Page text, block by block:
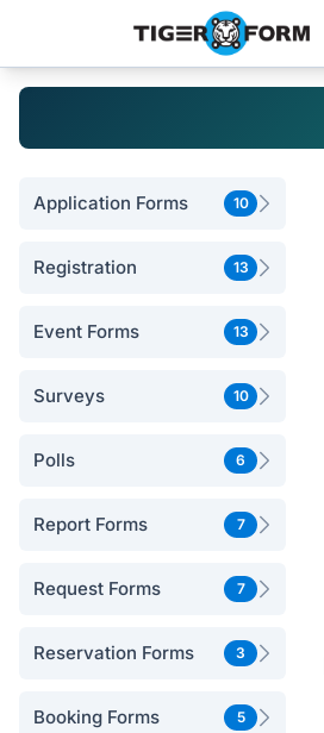
Application Forms 10
Registration 13
Event Forms 13
Surveys 10
Polls 6
Report Forms 7
Request Forms 7
Reservation Forms 3
Booking Forms 5